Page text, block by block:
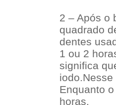
2 – Após o
quadrado
dentes
1 ou 2
significa
Enquanto
horas.